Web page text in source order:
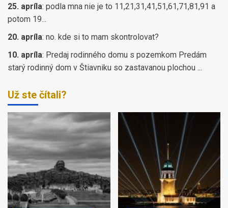
25. apríla: podla mna nie je to 11,21,31,41,51,61,71,81,91 a
potom 19...
20. apríla: no. kde si to mam skontrolovat?
10. apríla: Predaj rodinného domu s pozemkom Predám
starý rodinný dom v Štiavniku so zastavanou plochou ...
Už ste čítali?